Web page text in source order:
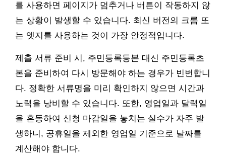
를 사용하면 페이지가 멈추거나 버튼이 작동하지 않
는 상황이 발생할 수 있습니다. 최신 버전의 크롬 또
는 엣지를 사용하는 것이 가장 안정적입니다.
제출 서류 준비 시, 주민등록등본 대신 주민등록초
본을 준비하여 다시 방문해야 하는 경우가 빈번합니
다. 정확한 서류명을 미리 확인하지 않으면 시간과
노력을 낭비할 수 있습니다. 또한, 영업일과 달력일
을 혼동하여 신청 마감일을 놓치는 실수가 자주 발
생하니, 공휴일을 제외한 영업일 기준으로 날짜를
계산해야 합니다.